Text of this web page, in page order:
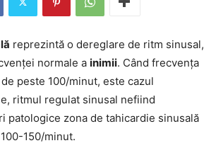
reprezintă o dereglare de ritm sinusal,
normale a inimii. Când frecvența
peste 100/minut, este cazul
ritmul regulat sinusal nefiind
patologice zona de tahicardie sinusală
150/minut.